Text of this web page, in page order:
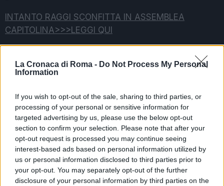
La Cronaca di Roma - Do Not Process My Personal
Information
If you wish to opt-out of the sale, sharing to third parties, or
processing of your personal or sensitive information for
targeted advertising by us, please use the below opt-out
section to confirm your selection. Please note that after your
opt-out request is processed you may continue seeing
interest-based ads based on personal information utilized by
us or personal information disclosed to third parties prior to
your opt-out. You may separately opt-out of the further
disclosure of your personal information by third parties on the
INTANTO RAGGI SCONFITTA IN ASSEMBLEA
CAPITOLINA>>>LEGGI QUI
POTREBBE INTERESSARTI
Fa Tremare Roma
3 mesi fa
Politica, il libro del Generale
Vannacci che scuote l’opinione
pubblica
3 anni fa